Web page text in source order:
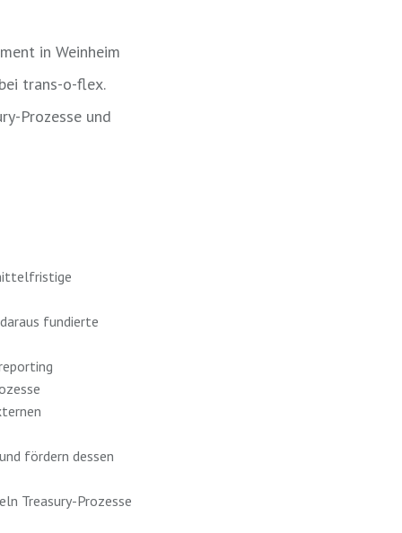
in Weinheim
trans-o-flex.
Prozesse und
fundierte
fördern dessen
Treasury-Prozesse